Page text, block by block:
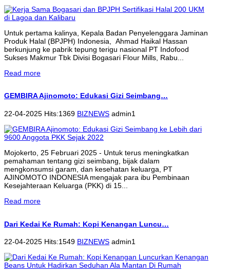
Untuk pertama kalinya, Kepala Badan Penyelenggara Jaminan
Produk Halal (BPJPH) Indonesia, Ahmad Haikal Hassan
berkunjung ke pabrik tepung terigu nasional PT Indofood
Sukses Makmur Tbk Divisi Bogasari Flour Mills, Rabu...
Read more
GEMBIRA Ajinomoto: Edukasi Gizi Seimbang…
22-04-2025 Hits:1369 BIZNEWS admin1
Mojokerto, 25 Februari 2025 - Untuk terus meningkatkan
pemahaman tentang gizi seimbang, bijak dalam
mengkonsumsi garam, dan kesehatan keluarga, PT
AJINOMOTO INDONESIA mengajak para ibu Pembinaan
Kesejahteraan Keluarga (PKK) di 15...
Read more
Dari Kedai Ke Rumah: Kopi Kenangan Luncu…
22-04-2025 Hits:1549 BIZNEWS admin1